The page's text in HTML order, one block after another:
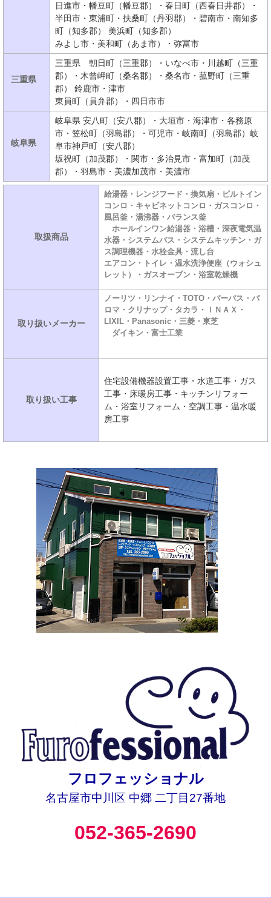
日進市・幡豆町（幡豆郡）・春日町（西春日井郡）・
半田市・東浦町・扶桑町（丹羽郡）・碧南市・南知多
町（知多郡） 美浜町（知多郡）
みよし市・美和町（あま市）・弥冨市
三重県
三重県 朝日町（三重郡）・いなべ市・川越町（三重
郡）・木曾岬町（桑名郡）・桑名市・菰野町（三重
郡） 鈴鹿市・津市
東員町（員弁郡）・四日市市
岐阜県
岐阜県 安八町（安八郡）・大垣市・海津市・各務原
市・笠松町（羽島郡）・可児市・岐南町（羽島郡）岐
阜市神戸町（安八郡）
坂祝町（加茂郡）・関市・多治見市・富加町（加茂
郡）・羽島市・美濃加茂市・美濃市
取扱商品
給湯器・レンジフード・換気扇・ビルトイン
コンロ・キャビネットコンロ・ガスコンロ・
風呂釜・湯沸器・バランス釜
ホールインワン給湯器・浴槽・深夜電気温
水器・システムバス・システムキッチン・ガ
ス調理機器・水栓金具・流し台
エアコン・トイレ・温水洗浄便座（ウォシュ
レット）・ガスオーブン・浴室乾燥機
取り扱いメーカー
ノーリツ・リンナイ・TOTO・パーパス・パ
ロマ・クリナップ・タカラ・ＩＮＡＸ・
LIXIL・Panasonic・三菱・東芝
ダイキン・富士工業
取り扱い工事
住宅設備機器設置工事・水道工事・ガス
工事・床暖房工事・キッチンリフォー
ム・浴室リフォーム・空調工事・温水暖
房工事
フロフェッショナル
名古屋市中川区 中郷 二丁目27番地
052-365-2690